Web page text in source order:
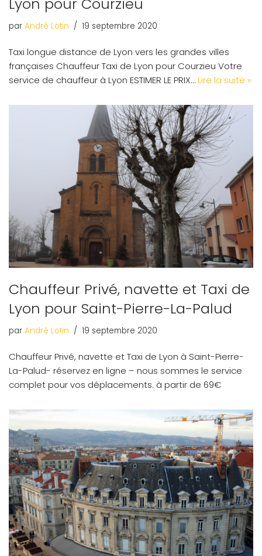
Lyon pour Courzieu
par André Lotin 19 septembre 2020
Taxi longue distance de Lyon vers les grandes villes
françaises Chauffeur Taxi de Lyon pour Courzieu Votre
service de chauffeur à Lyon ESTIMER LE PRIX…Lire la suite »
Chauffeur Privé, navette et Taxi de
Lyon pour Saint-Pierre-La-Palud
par André Lotin 19 septembre 2020
Chauffeur Privé, navette et Taxi de Lyon à Saint-Pierre-
La-Palud- réservez en ligne – nous sommes le service
complet pour vos déplacements. à partir de 69€